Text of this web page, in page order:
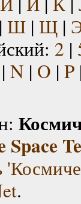
Ш| Щ|
2 |
| N | O | P
.